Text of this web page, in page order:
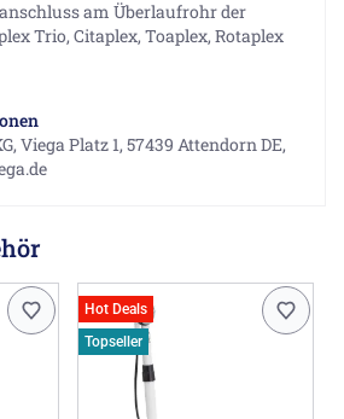
am Überlaufrohr der
Trio, Citaplex, Toaplex, Rotaplex
Viega Platz 1, 57439 Attendorn DE,
Hot Deals
Topseller